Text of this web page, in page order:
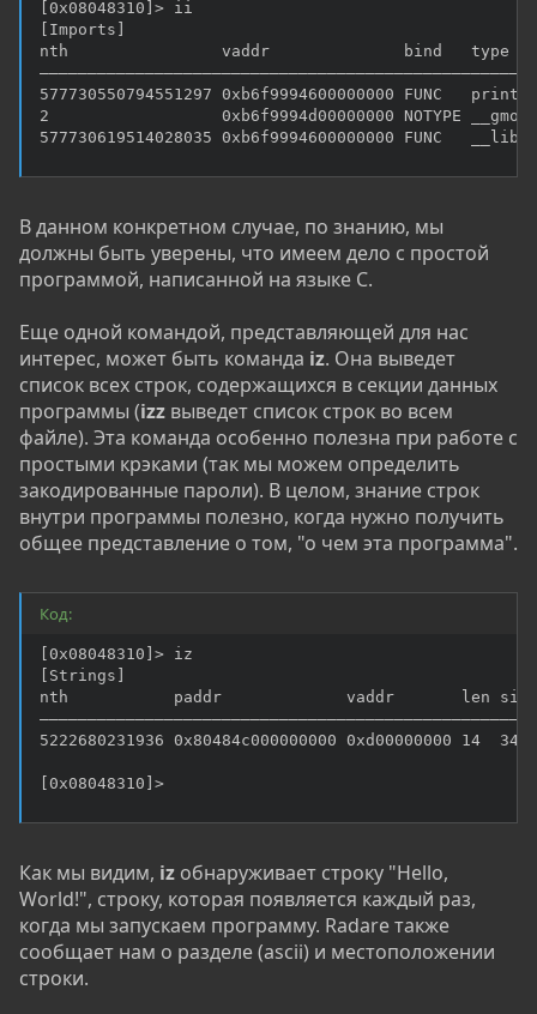
[0x08048310]> ii
[Imports]
nth                vaddr              bind   type
577730550794551297 0xb6f9994600000000 FUNC
2                  0xb6f9994d00000000 NOTYPE
577730619514028035 0xb6f9994600000000 FUNC
В данном конкретном случае, по знанию, мы
должны быть уверены, что имеем дело с простой
программой, написанной на языке C.
Еще одной командой, представляющей для нас
интерес, может быть команда iz. Она выведет
список всех строк, содержащихся в секции данных
программы (izz выведет список строк во всем
файле). Эта команда особенно полезна при работе с
простыми крэками (так мы можем определить
закодированные пароли). В целом, знание строк
внутри программы полезно, когда нужно получить
общее представление о том, "о чем эта программа".
Код:
[0x08048310]> iz
[Strings]
nth           paddr             vaddr       len
5222680231936 0x80484c000000000 0xd00000000
[0x08048310]>
Как мы видим, iz обнаруживает строку "Hello,
World!", строку, которая появляется каждый раз,
когда мы запускаем программу. Radare также
сообщает нам о разделе (ascii) и местоположении
строки.